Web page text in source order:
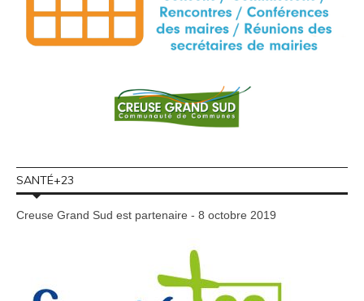
SANTÉ+23
Creuse Grand Sud est partenaire - 8 octobre 2019